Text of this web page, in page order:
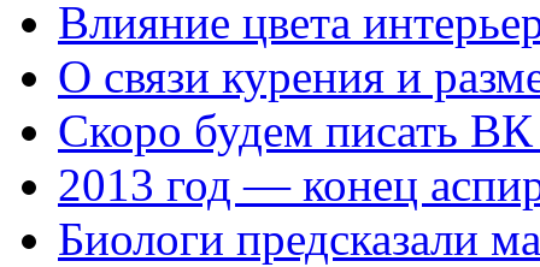
Влияние цвета
О связи курения и
Скоро будем писать
2013 год — конец
Биологи предсказали